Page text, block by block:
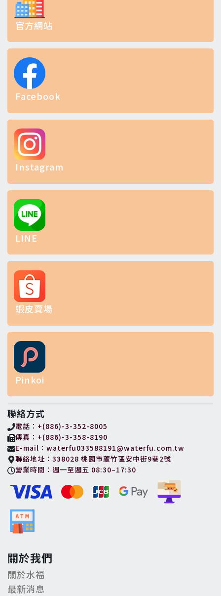
官方網站
Facebook
Instagram
LINE
蝦皮賣場
Pinkoi
聯絡方式
電話：+(886)-3-352-8005
傳真：+(886)-3-358-8190
E-mail：waterfu033588191@waterfu.com.tw
聯絡地址：338028 桃園市蘆竹區安中街9巷2號
營業時間：週一至週五 08:30–17:30
關於我們
關於水福
最新消息